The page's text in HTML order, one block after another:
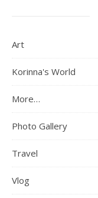
Art
Korinna's World
More…
Photo Gallery
Travel
Vlog